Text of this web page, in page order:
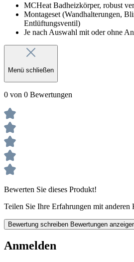
MCHeat Badheizkörper, robust
Montageset (Wandhalterungen,
Entlüftungsventil)
Je nach Auswahl mit oder ohne
Menü schließen
0 von 0 Bewertungen
Bewerten Sie dieses Produkt!
Teilen Sie Ihre Erfahrungen mit anderen
Bewertung schreiben Bewertungen
Anmelden